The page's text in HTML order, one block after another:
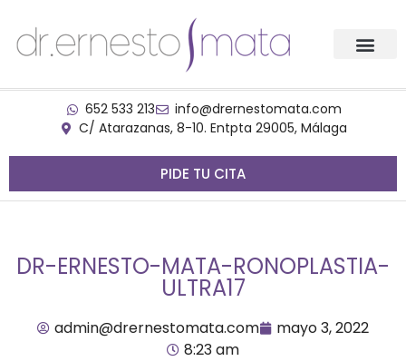
652 533 213
info@drernestomata.com
C/ Atarazanas, 8-10. Entpta 29005, Málaga
PIDE TU CITA
DR-ERNESTO-MATA-RONOPLASTIA-
ULTRA17
admin@drernestomata.com
mayo 3, 2022
8:23 am